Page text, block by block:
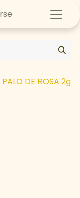
DE ROSA 2g